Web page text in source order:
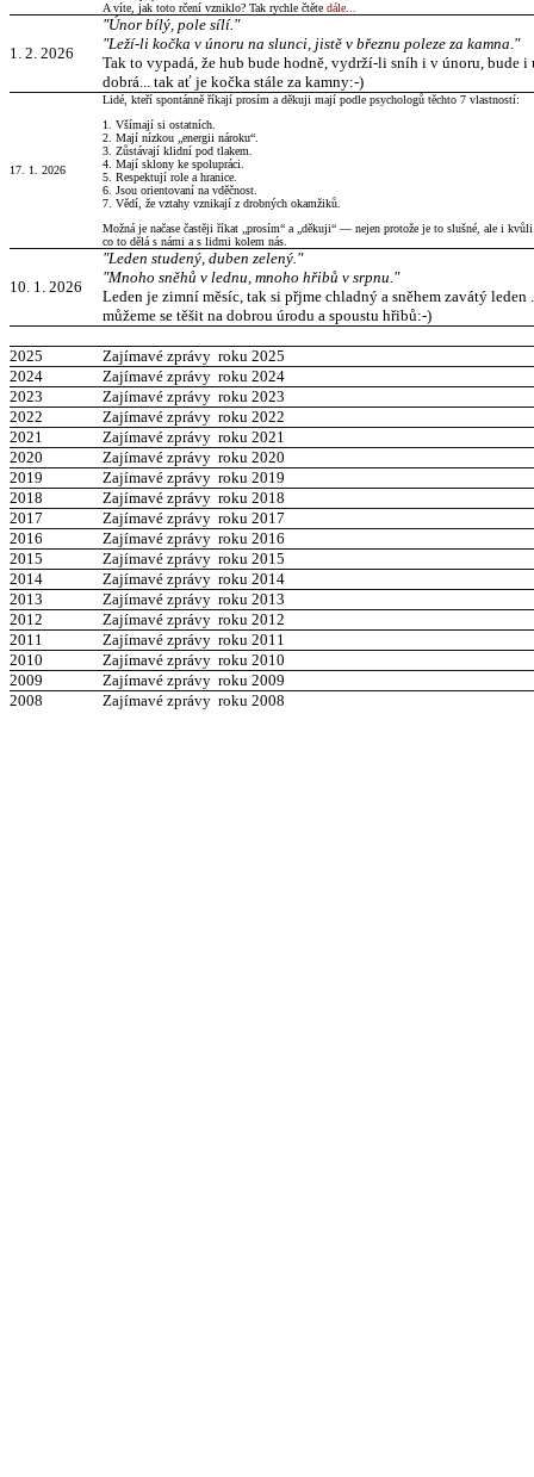
A víte, jak toto rčení vzniklo? Tak rychle čtěte dále...
1 . 2. 2026
"Únor bílý, pole sílí."
"Leží-li kočka v únoru na slunci, jistě v březnu poleze za kamna."
Tak to vypadá, že hub bude hodně, vydrží-li sníh i v únoru, bude i
dobrá... tak ať je kočka stále za kamny:-)
17. 1. 2026
Lidé, kteří spontánně říkají prosím a děkuji mají podle psychologů těchto 7 vlastností:
1. Všímají si ostatních.
2. Mají nízkou „energii nároku“
3. Zůstávají klidní pod tlakem
4. Mají sklony ke spolupráci
5. Respektují role a hranice
6. Jsou orientovaní na vděčnost
7. Vědí, že vztahy vznikají z drobných okamžiků
Možná je načase častěji říkat „prosím“ a „děkuji“ — nejen protože je to slušné, ale i
co to dělá s námi a s lidmi kolem nás.
1 0. 1. 2026
"Leden studený, duben zelený."
"Mnoho sněhů v lednu, mnoho hřibů v srpnu."
Leden je zimní měsíc, tak si přjme chladný a sněhem zavátý leden
můžeme se těšit na dobrou úrodu a spoustu hřibů:-)
2025
Zajímavé zprávy roku 2025
2024
Zajímavé zprávy roku 2024
2023
Zajímavé zprávy roku 2023
2022
Zajímavé zprávy roku 2022
2021
Zajímavé zprávy roku 2021
2020
Zajímavé zprávy roku 2020
2019
Zajímavé zprávy roku 2019
2018
Zajímavé zprávy roku 2018
2017
Zajímavé zprávy roku 2017
201 6 Zajímavé zprávy roku 201 6
201 5 Zajímavé zprávy roku 201 5
2014
Zajímavé zprávy roku 201 4
2013
Zajímavé zprávy roku 2013
2012
Zajímavé zprávy roku 2012
2011
Zajímavé zprávy roku 2011
2010
Zajímavé zprávy roku 2010
2009
Zajímavé zprávy roku 2009
2008
Zajímavé zprávy roku 2008